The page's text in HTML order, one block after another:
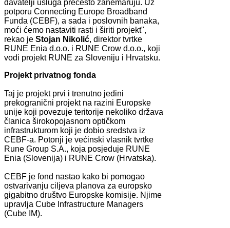
davatelji usluga prečesto zanemaruju. Uz
potporu Connecting Europe Broadband
Funda (CEBF), a sada i poslovnih banaka,
moći ćemo nastaviti rasti i širiti projekt",
rekao je Stojan Nikolić, direktor tvrtke
RUNE Enia d.o.o. i RUNE Crow d.o.o., koji
vodi projekt RUNE za Sloveniju i Hrvatsku.
Projekt privatnog fonda
Taj je projekt prvi i trenutno jedini
prekogranični projekt na razini Europske
unije koji povezuje teritorije nekoliko država
članica širokopojasnom optičkom
infrastrukturom koji je dobio sredstva iz
CEBF-a. Potonji je većinski vlasnik tvrtke
Rune Group S.A., koja posjeduje RUNE
Enia (Slovenija) i RUNE Crow (Hrvatska).
CEBF je fond nastao kako bi pomogao
ostvarivanju ciljeva planova za europsko
gigabitno društvo Europske komisije. Njime
upravlja Cube Infrastructure Managers
(Cube IM).